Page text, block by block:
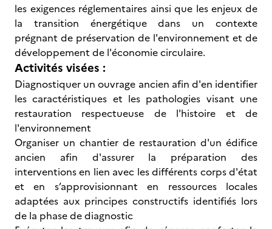
les exigences réglementaires ainsi que les enjeux de
la transition énergétique dans un contexte
prégnant de préservation de l'environnement et de
développement de l'économie circulaire.
Activités visées :
Diagnostiquer un ouvrage ancien afin d'en identifier
les caractéristiques et les pathologies visant une
restauration respectueuse de l'histoire et de
l'environnement
Organiser un chantier de restauration d'un édifice
ancien afin d'assurer la préparation des
interventions en lien avec les différents corps d'état
et en s’approvisionnant en ressources locales
adaptées aux principes constructifs identifiés lors
de la phase de diagnostic